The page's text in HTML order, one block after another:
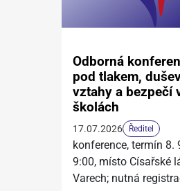
Odborná
pod tlakem,
vztahy a bezpečí
školách
17.07.2026 Ředitel
konference, termín 8.
9:00, místo Císařské
Varech; nutná